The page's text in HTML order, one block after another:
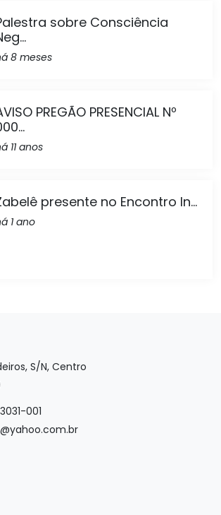
sobre Consciência
8 meses
PREGÃO PRESENCIAL Nº
11 anos
presente no Encontro In...
1 ano
S/N, Centro
001